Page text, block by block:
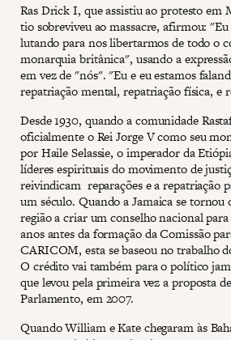
Ras Drick I, que assistiu ao protesto em
tio sobreviveu ao massacre, afirmou:
lutando para nos libertarmos de todo o
monarquia britânica", usando a
em vez de "nós". "Eu e eu estamos
repatriação mental, repatriação física, e
Desde 1930, quando a comunidade
oficialmente o Rei Jorge V como seu
por Haile Selassie, o imperador da
líderes espirituais do movimento de
reivindicam reparações e a repatriação
um século. Quando a Jamaica se tornou
região a criar um conselho nacional
anos antes da formação da Comissão
CARICOM, esta se baseou no trabalho
O crédito vai também para o político
que levou pela primeira vez a proposta
Parlamento, em 2007.
Quando William e Kate chegaram às